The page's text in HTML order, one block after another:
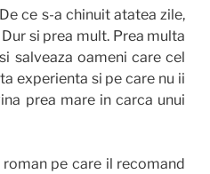
ce s-a chinuit atatea zile,
si prea mult. Prea multa
salveaza oameni care cel
experienta si pe care nu ii
prea mare in carca unui
pe care il recomand